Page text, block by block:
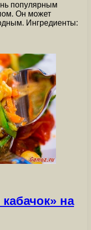
популярным
Он может
Ингредиенты:
на